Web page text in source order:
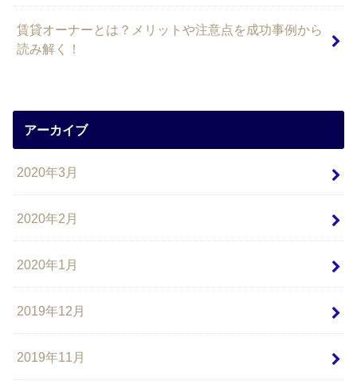
賃貸オーナーとは？メリットや注意点を成功事例から
読み解く！
アーカイブ
2020年3月
2020年2月
2020年1月
2019年12月
2019年11月